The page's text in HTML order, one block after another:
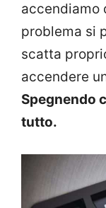
accendiamo
problema si
scatta
accendere
Spegnendo
tutto.